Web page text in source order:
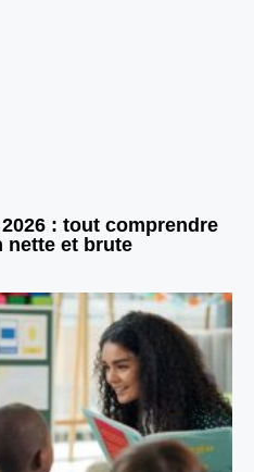
: tout comprendre
nette et brute